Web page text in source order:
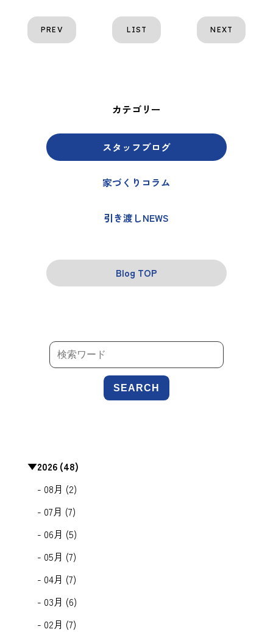
PREV LIST NEXT
カテゴリー
スタッフブログ
家づくりコラム
引き渡しNEWS
Blog TOP
SEARCH
▼2026 (48)
- 08月 (2)
- 07月 (7)
- 06月 (5)
- 05月 (7)
- 04月 (7)
- 03月 (6)
- 02月 (7)